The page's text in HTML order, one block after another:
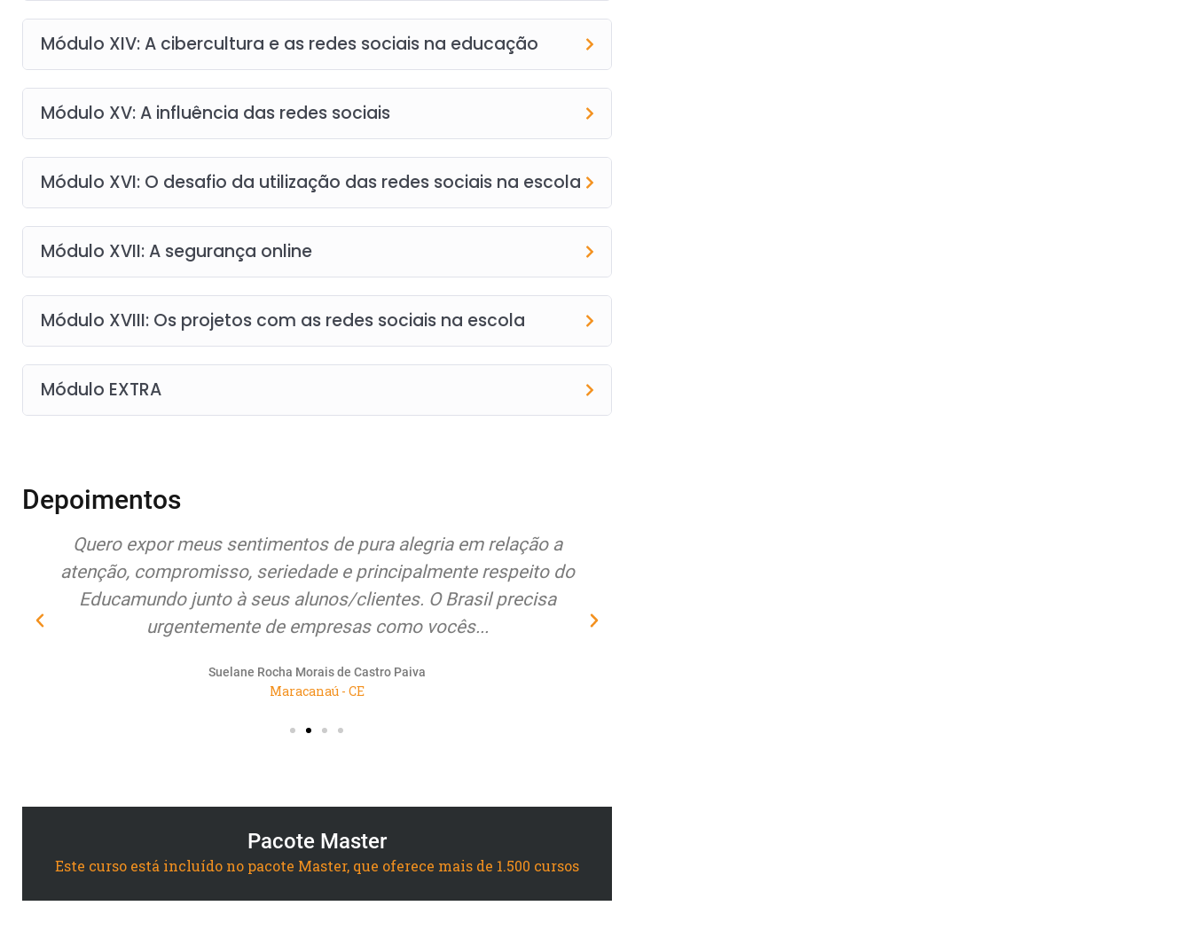
Módulo XIV: A cibercultura e as redes sociais na educação
Módulo XV: A influência das redes sociais
Módulo XVI: O desafio da utilização das redes sociais na escola
Módulo XVII: A segurança online
Módulo XVIII: Os projetos com as redes sociais na escola
Módulo EXTRA
Depoimentos
Quero expor meus sentimentos de pura alegria em relação a
atenção, compromisso, seriedade e principalmente respeito do
Educamundo junto à seus alunos/clientes. O Brasil precisa
urgentemente de empresas como vocês...
Suelane Rocha Morais de Castro Paiva
Maracanaú - CE
Pacote Master
Este curso está incluído no pacote Master, que oferece mais de 1.500 cursos